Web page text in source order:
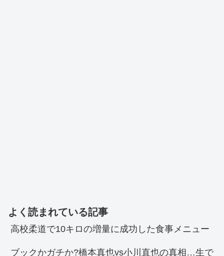
よく読まれている記事
高校柔道で10キロの増量に成功した食事メニュー
ブックかガチか?橋本真也vs小川直也の真相…生で